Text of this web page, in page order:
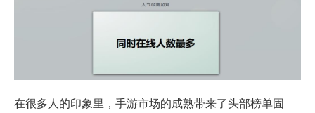
在很多人的印象里，手游市场的成熟带来了头部榜单固